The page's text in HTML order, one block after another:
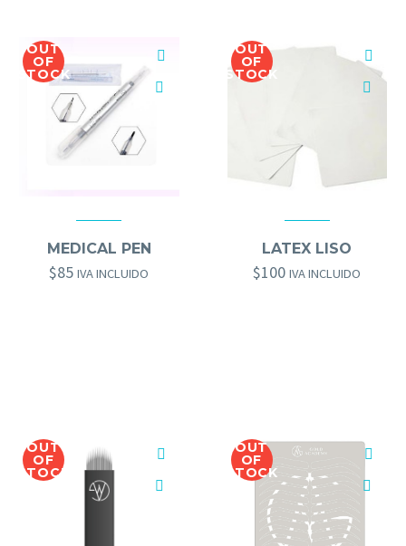
OUT
OF
STOCK
MEDICAL PEN
$85 IVA INCLUIDO
OUT
OF
STOCK
LATEX LISO
$100 IVA INCLUIDO
OUT
OF
STOCK
OUT
OF
STOCK